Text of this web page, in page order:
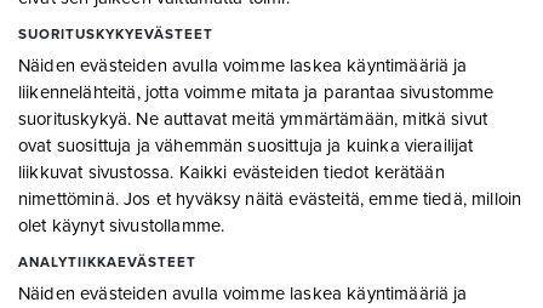
SUORITUSKYKYEVÄSTEET
Näiden evästeiden avulla voimme laskea käyntimääriä ja
liikennelähteitä, jotta voimme mitata ja parantaa sivustomme
suorituskykyä. Ne auttavat meitä ymmärtämään, mitkä sivut
ovat suosittuja ja vähemmän suosittuja ja kuinka vierailijat
liikkuvat sivustossa. Kaikki evästeiden tiedot kerätään
nimettöminä. Jos et hyväksy näitä evästeitä, emme tiedä, milloin
olet käynyt sivustollamme.
ANALYTIIKKAEVÄSTEET
Näiden evästeiden avulla voimme laskea käyntimääriä ja